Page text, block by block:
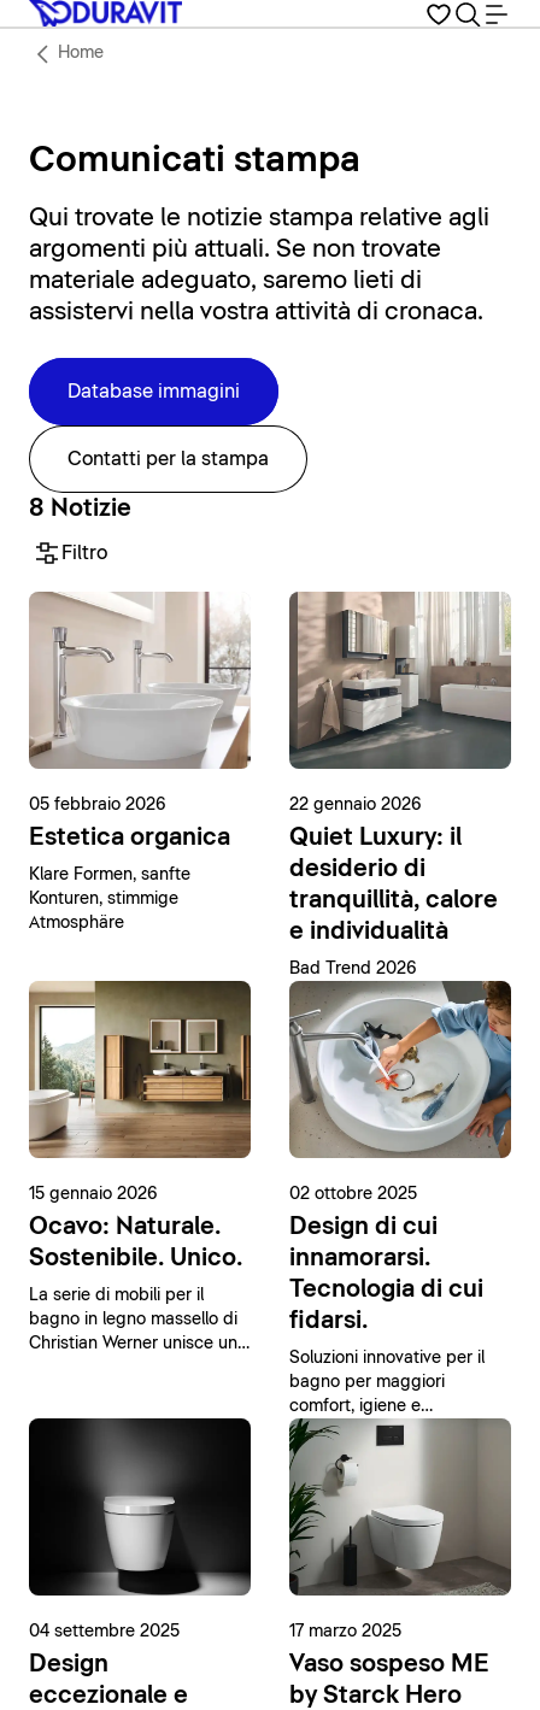
Home
Comunicati stampa
Qui trovate le notizie stampa relative agli
argomenti più attuali. Se non trovate
materiale adeguato, saremo lieti di
assistervi nella vostra attività di cronaca.
Database immagini
Contatti per la stampa
8 Notizie
Filtro
05 febbraio 2026
Estetica organica
Klare Formen, sanfte
Konturen, stimmige
Atmosphäre
22 gennaio 2026
Quiet Luxury: il
desiderio di
tranquillità, calore
e individualità
Bad Trend 2026
15 gennaio 2026
Ocavo: Naturale.
Sostenibile. Unico.
La serie di mobili per il
bagno in legno massello di
Christian Werner unisce un
02 ottobre 2025
Design di cui
innamorarsi.
Tecnologia di cui
fidarsi.
Soluzioni innovative per il
bagno per maggiori
comfort, igiene e
sostenibilità
04 settembre 2025
Design
eccezionale e
17 marzo 2025
Vaso sospeso ME
by Starck Hero